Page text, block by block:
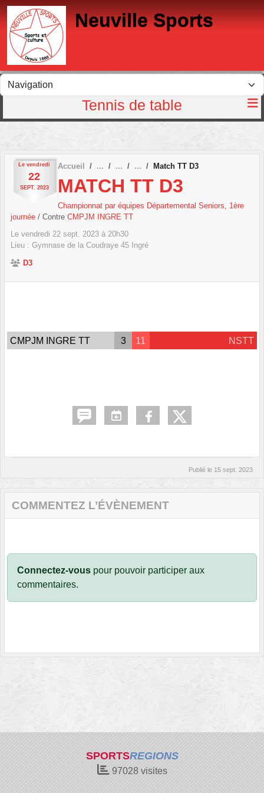
Neuville Sports
Tennis de table
Le vendredi
22
SEPT. 2023
Accueil Match TT D3
MATCH TT D3
Championnat par équipes Départemental Seniors, 1ère
journée / Contre CMPJM INGRE TT
Le vendredi 22 sept. 2023 à 20h30
Lieu : Gymnase de la Coudraye 45 Ingré
D3
CMPJM INGRE TT 3 11 NSTT
Publié le 15 sept. 2023
COMMENTEZ L’ÉVÈNEMENT
Connectez-vous pour pouvoir participer aux
commentaires.
SPORTSREGIONS
97028visites
Panneau de gestion des cookies